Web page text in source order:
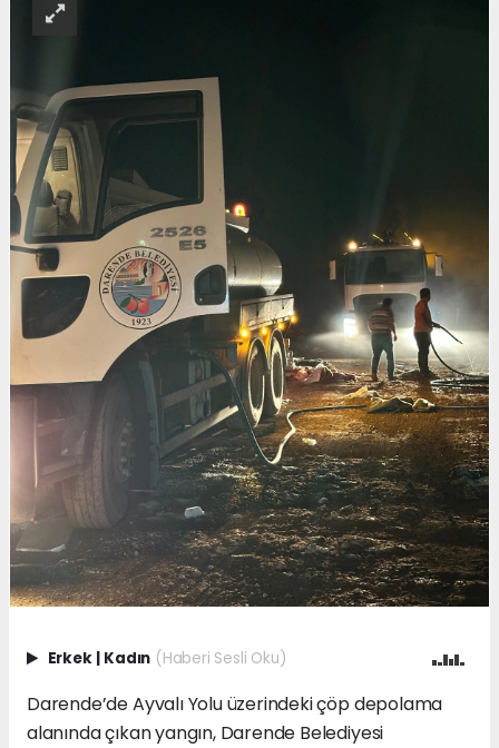
Erkek | Kadın (Haberi Sesli Oku)
Darende’de Ayvalı Yolu üzerindeki çöp depolama
alanında çıkan yangın, Darende Belediyesi